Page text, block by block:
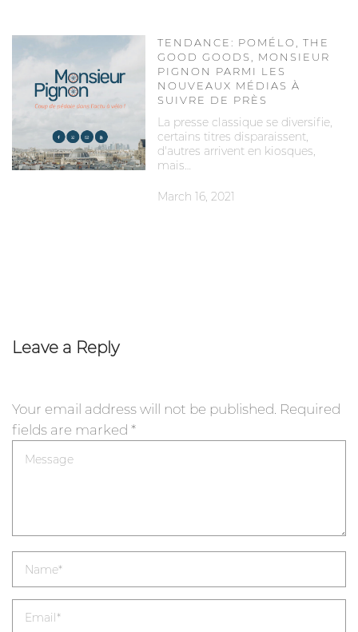
TENDANCE: POMÉLO, THE
GOOD GOODS, MONSIEUR
PIGNON PARMI LES
NOUVEAUX MÉDIAS À
SUIVRE DE PRÈS
La presse classique se diversifie,
certains titres disparaissent,
d'autres arrivent en kiosques,
mais…
March 16, 2021
Leave a Reply
Your email address will not be published. Required
fields are marked *